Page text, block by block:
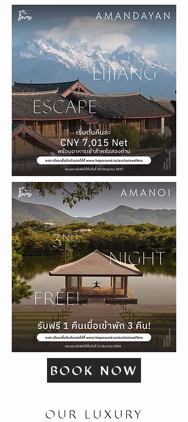
BOOK NOW
OUR LUXURY